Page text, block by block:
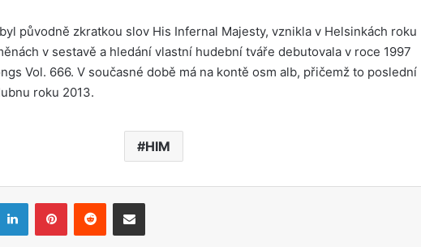
původně zkratkou slov His Infernal Majesty, vznikla v Helsinkách roku
v sestavě a hledání vlastní hudební tváře debutovala v roce 1997
Vol. 666. V současné době má na kontě osm alb, přičemž to poslední
roku 2013.
HIM